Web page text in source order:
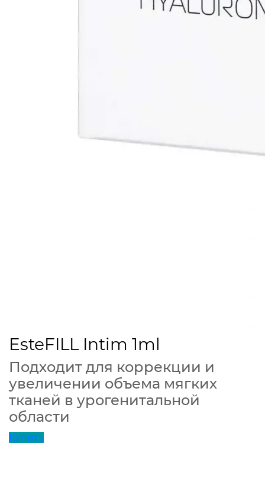
EsteFILL Intim 1ml
Подходит для коррекции и
увеличении объема мягких
тканей в урогенитальной
области
Купить